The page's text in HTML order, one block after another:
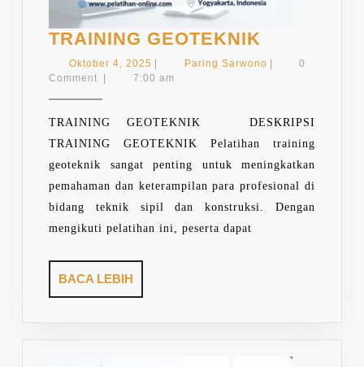
TRAINING GEOTEKNIK
Oktober 4, 2025 Oktober
4,
Paring SarwonoParing0
Comment
7:00 am
TRAINING GEOTEKNIK DESKRIPSI
TRAINING GEOTEKNIK Pelatihan training
geoteknik sangat penting untuk meningkatkan
pemahaman dan keterampilan para profesional di
bidang teknik sipil dan konstruksi. Dengan
mengikuti pelatihan ini, peserta dapat
BACA LEBIH
LEBIH